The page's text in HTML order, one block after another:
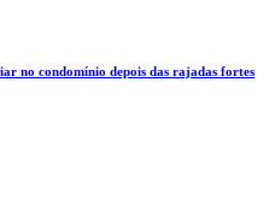
no condomínio depois das rajadas fortes